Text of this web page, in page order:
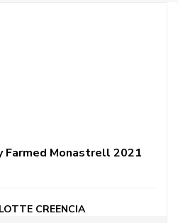
Farmed Monastrell 2021
CREENCIA